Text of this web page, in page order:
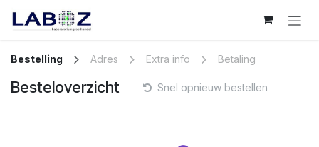
Overslaan naar inhoud
Bestelling Adres Extra info Betaling
Besteloverzicht Snel opnieuw bestellen